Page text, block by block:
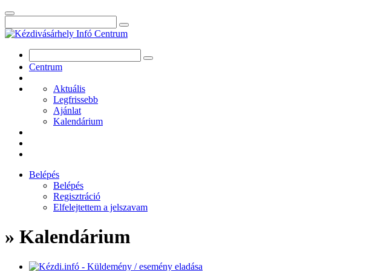
Centrum
Aktuális
Legfrissebb
Ajánlat
Kalendárium
Belépés
Belépés
Regisztráció
Elfelejtettem a jelszavam
» Kalendárium